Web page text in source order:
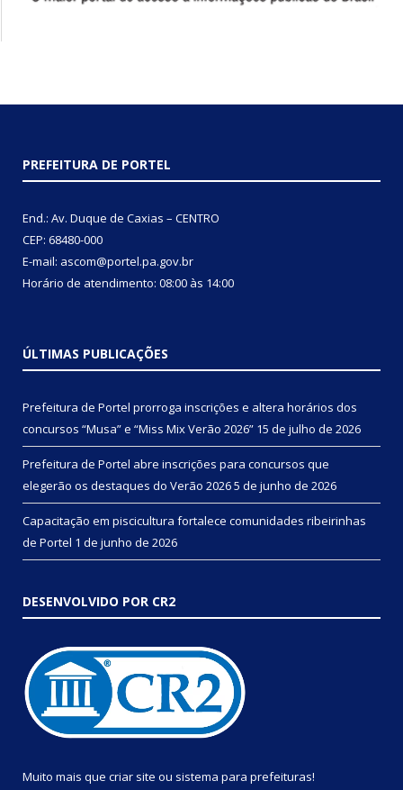
PREFEITURA DE PORTEL
End.: Av. Duque de Caxias – CENTRO
CEP: 68480-000
E-mail: ascom@portel.pa.gov.br
Horário de atendimento: 08:00 às 14:00
ÚLTIMAS PUBLICAÇÕES
Prefeitura de Portel prorroga inscrições e altera horários dos
concursos “Musa” e “Miss Mix Verão 2026” 15 de julho de 2026
Prefeitura de Portel abre inscrições para concursos que
elegerão os destaques do Verão 20265 de junho de 2026
Capacitação em piscicultura fortalece comunidades ribeirinhas
de Portel 1 de junho de 2026
DESENVOLVIDO POR CR2
Muito mais que criar site ou sistema para prefeituras!